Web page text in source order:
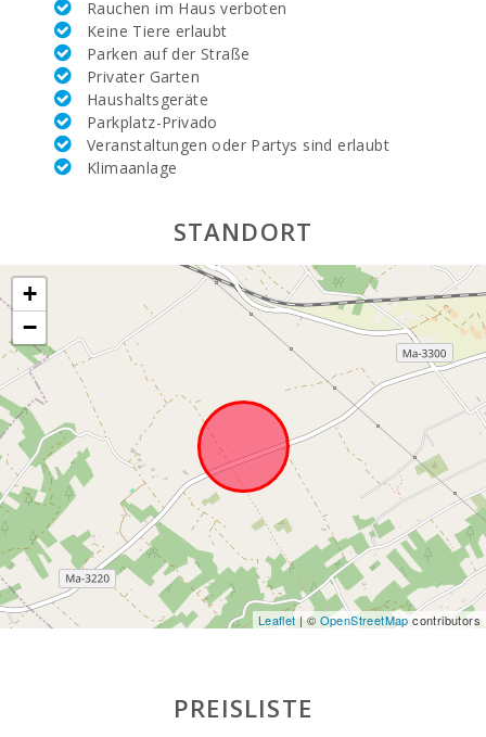
Rauchen im Haus verboten
Keine Tiere erlaubt
Parken auf der Straße
Privater Garten
Haushaltsgeräte
Parkplatz-Privado
Veranstaltungen oder Partys sind erlaubt
Klimaanlage
STANDORT
+
−
Leaflet | © OpenStreetMapcontributors
PREISLISTE